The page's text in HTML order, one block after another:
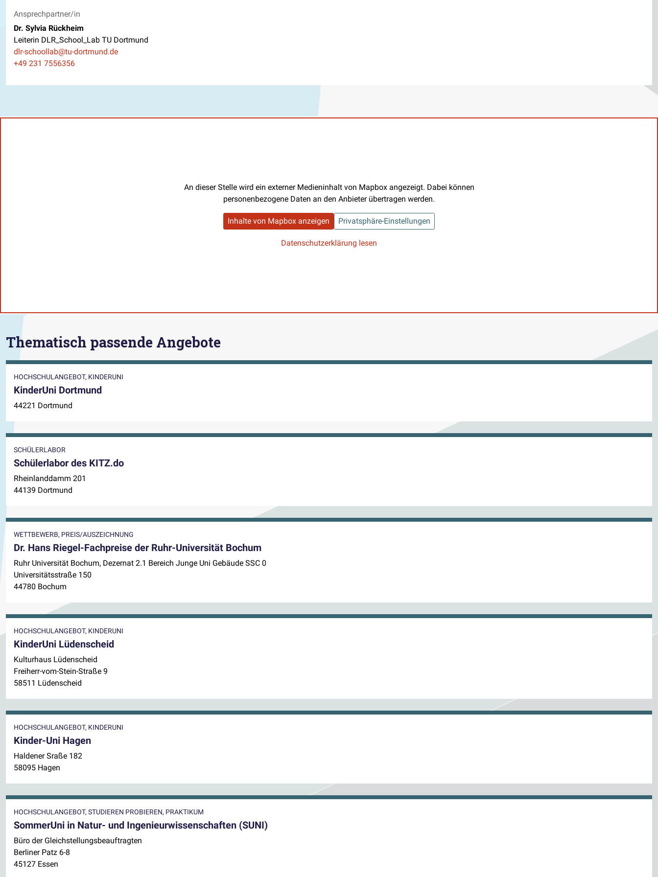
Ansprechpartner/in
Dr. Sylvia Rückheim
Leiterin DLR_School_Lab TU Dortmund
E-Mail
dlr-schoollab@tu-dortmund.de
Telefon
+49 231 7556356
An dieser Stelle wird ein externer Medieninhalt von Mapbox angezeigt. Dabei können
personenbezogene Daten an den Anbieter übertragen werden.
Inhalte von Mapbox anzeigen Privatsphäre-Einstellungen
Datenschutzerklärung lesen
Thematisch passende Angebote
HOCHSCHULANGEBOT, KINDERUNI
KinderUni Dortmund
44221 Dortmund
SCHÜLERLABOR
Schülerlabor des KITZ.do
Rheinlanddamm 201
44139 Dortmund
WETTBEWERB, PREIS/AUSZEICHNUNG
Dr. Hans Riegel-Fachpreise der Ruhr-Universität Bochum
Ruhr Universität Bochum, Dezernat 2.1 Bereich Junge Uni Gebäude SSC 0
Universitätsstraße 150
44780 Bochum
HOCHSCHULANGEBOT, KINDERUNI
KinderUni Lüdenscheid
Kulturhaus Lüdenscheid
Freiherr-vom-Stein-Straße 9
58511 Lüdenscheid
HOCHSCHULANGEBOT, KINDERUNI
Kinder-Uni Hagen
Haldener Sraße 182
58095 Hagen
HOCHSCHULANGEBOT, STUDIEREN PROBIEREN, PRAKTIKUM
SommerUni in Natur- und Ingenieurwissenschaften (SUNI)
Büro der Gleichstellungsbeauftragten
Berliner Patz 6-8
45127 Essen